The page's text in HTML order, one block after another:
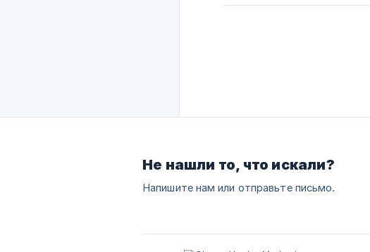
Не нашли то, что искали?
Напишите нам или отправьте письмо.